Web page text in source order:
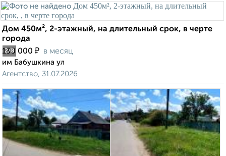
2/8
Дом 450м², 2-этажный, на длительный срок, в черте
города
130 000 ₽ в месяц
им Бабушкина ул
Агентство, 31.07.2026